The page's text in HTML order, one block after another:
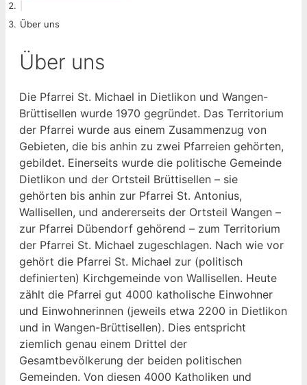
Über uns
Über uns
Die Pfarrei St. Michael in Dietlikon und Wangen-
Brüttisellen wurde 1970 gegründet. Das Territorium
der Pfarrei wurde aus einem Zusammenzug von
Gebieten, die bis anhin zu zwei Pfarreien gehörten,
gebildet. Einerseits wurde die politische Gemeinde
Dietlikon und der Ortsteil Brüttisellen – sie
gehörten bis anhin zur Pfarrei St. Antonius,
Wallisellen, und andererseits der Ortsteil Wangen –
zur Pfarrei Dübendorf gehörend – zum Territorium
der Pfarrei St. Michael zugeschlagen. Nach wie vor
gehört die Pfarrei St. Michael zur (politisch
definierten) Kirchgemeinde von Wallisellen. Heute
zählt die Pfarrei gut 4000 katholische Einwohner
und Einwohnerinnen (jeweils etwa 2200 in Dietlikon
und in Wangen-Brüttisellen). Dies entspricht
ziemlich genau einem Drittel der
Gesamtbevölkerung der beiden politischen
Gemeinden. Von diesen 4000 Katholiken und